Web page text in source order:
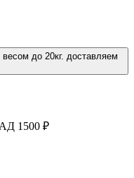
до 20кг. доставляем
1500 ₽